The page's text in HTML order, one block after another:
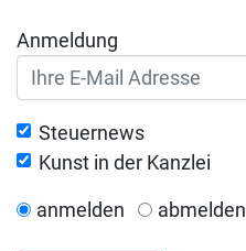
Anmeldung
Steuernews
Kunst in der Kanzlei
anmelden abmelden